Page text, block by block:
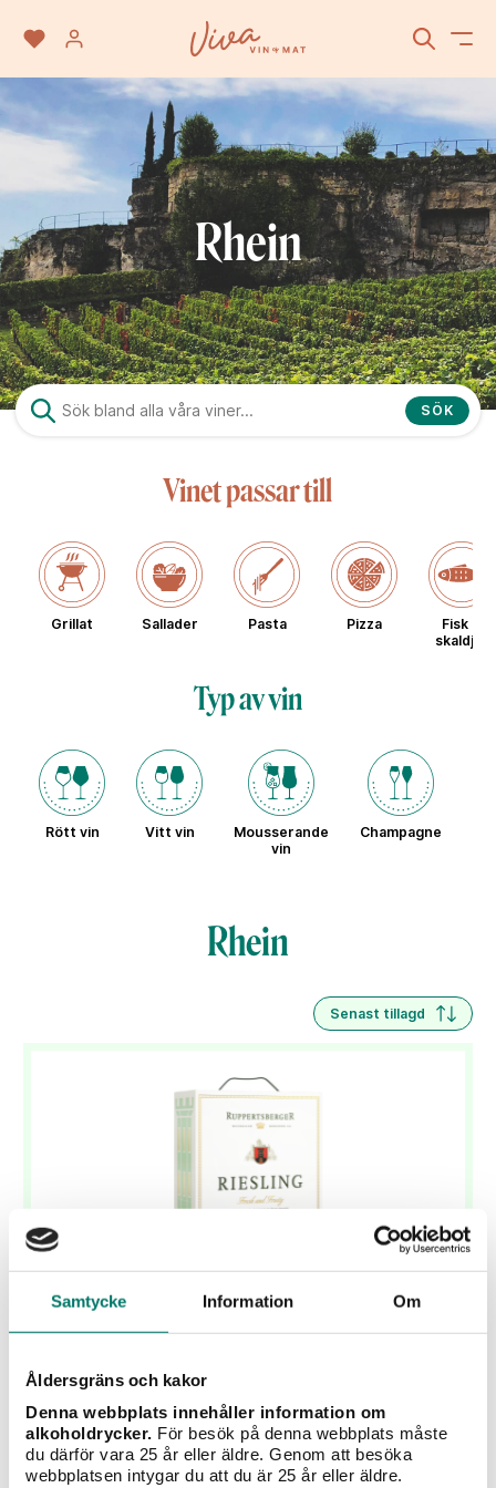
Samtycke Information Om
Åldersgräns och kakor
Denna webbplats innehåller information om
alkoholdrycker. För besök på denna webbplats måste
du därför vara 25 år eller äldre. Genom att besöka
webbplatsen intygar du att du är 25 år eller äldre.
Rhein
SÖK
Vinet passar till
Grillat Sallader Pasta Pizza
Fisk &
skaldjur
Typ av vin
Rött vin Vitt vin
Mousserande
vin
Champagne
Rhein
Senast tillagd
Ruppertsberger Riesling 3L Bib
Hyllad succé & Sveriges bäst prissatta Riesling!
KÖP